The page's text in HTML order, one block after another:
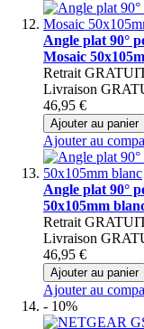
Angle plat 90°
Mosaic
Retrait
Livraison
46,95 €
Ajouter au panier
Ajouter au
Angle plat 90°
50x105mm
Retrait
Livraison
46,95 €
Ajouter au panier
Ajouter au
- 10%